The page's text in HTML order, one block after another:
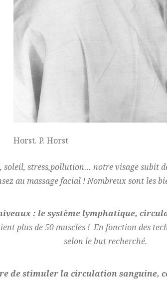
Horst. P. Horst
soleil, stress,pollution… notre visage subit
au massage facial ! Nombreux sont les
: le système lymphatique,
plus de 50 muscles ! En fonction des
selon le but recherché.
de stimuler la circulation